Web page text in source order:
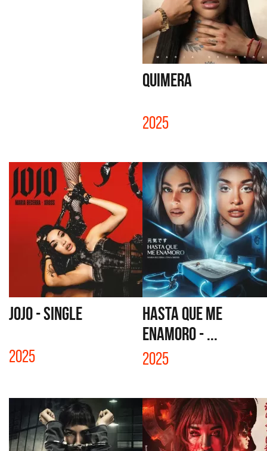
QUIMERA
2025
JOJO - SINGLE
2025
HASTA QUE ME
ENAMORO - ...
2025